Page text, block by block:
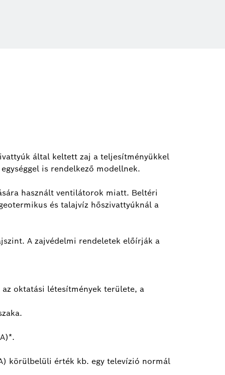
által keltett zaj a teljesítményükkel
is rendelkező modellnek.
használt ventilátorok miatt. Beltéri
és talajvíz hőszivattyúknál a
A zajvédelmi rendeletek előírják a
oktatási létesítmények területe, a
körülbelüli érték kb. egy televízió normál